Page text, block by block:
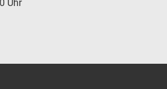
Uhr